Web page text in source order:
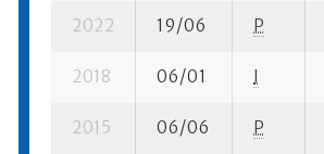
2022 19/06 P
2018 06/01 I
2015 06/06 P